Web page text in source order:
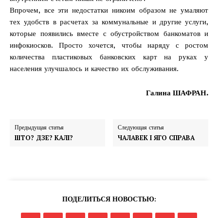
Впрочем, все эти недостатки никоим образом не умаляют
тех удобств в расчетах за коммунальные и другие услуги,
которые появились вместе с обустройством банкоматов и
инфокиосков. Просто хочется, чтобы наряду с ростом
количества пластиковых банковских карт на руках у
населения улучшалось и качество их обслуживания.
Галина ШАФРАН.
Предыдущая статья
ШТО? ДЗЕ? КАЛІ?
Следующая статья
ЧАЛАВЕК І ЯГО СПРАВА
ПОДЕЛИТЬСЯ НОВОСТЬЮ: